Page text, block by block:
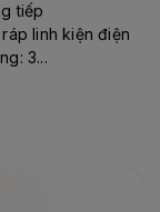
tiếp
linh kiện điện
3...